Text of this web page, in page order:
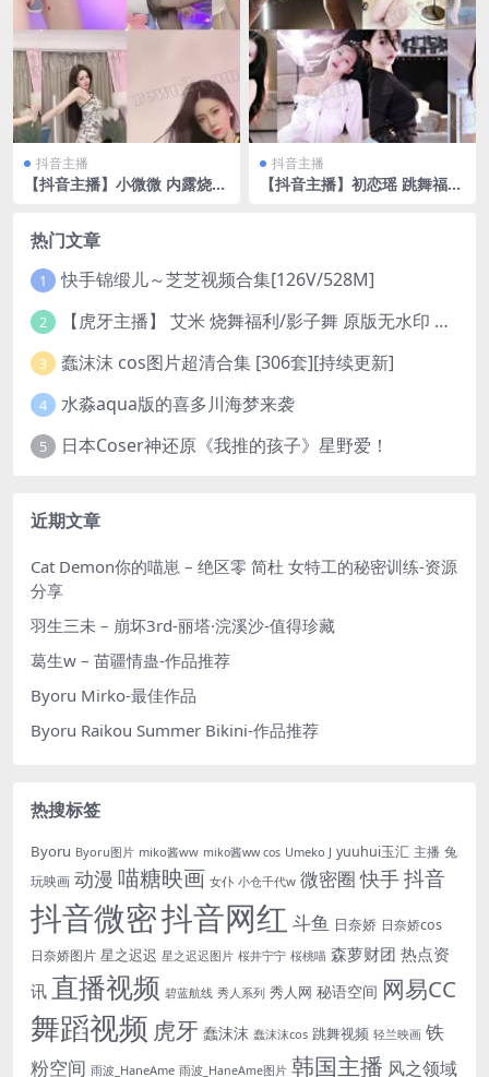
抖音主播
【抖音主播】小微微 内露烧舞
抖音主播
【抖音主播】初恋瑶 跳舞福利
热门文章
1 快手锦缎儿～芝芝视频合集[126V/528M]
2 【虎牙主播】 艾米 烧舞福利/影子舞 原版无水印 （1v/130m）
3 蠢沫沫 cos图片超清合集 [306套][持续更新]
4 水淼aqua版的喜多川海梦来袭
5 日本Coser神还原《我推的孩子》星野爱！
近期文章
Cat Demon你的喵崽 – 绝区零 简杜 女特工的秘密训练-资源
分享
羽生三未 – 崩坏3rd-丽塔·浣溪沙-值得珍藏
葛生w – 苗疆情蛊-作品推荐
Byoru Mirko-最佳作品
Byoru Raikou Summer Bikini-作品推荐
热搜标签
Byoru Byoru图片 miko酱ww miko酱ww cos Umeko J yuuhui玉汇 主播 兔
玩映画 动漫 喵糖映画 女仆 小仓千代w 微密圈 快手抖音
抖音微密抖音网红 斗鱼 日奈娇 日奈娇cos
日奈娇图片 星之迟迟 星之迟迟图片 桜井宁宁 桜桃喵 森萝财团 热点资
讯 直播视频 碧蓝航线 秀人系列 秀人网 秘语空间 网易CC
舞蹈视频 虎牙 蠢沫沫 蠢沫沫cos 跳舞视频 轻兰映画 铁
粉空间 雨波_HaneAme 雨波_HaneAme图片 韩国主播 风之领域